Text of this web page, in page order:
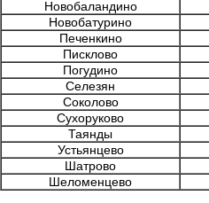
Новобаландино
Новобатурино
Печенкино
Писклово
Погудино
Селезян
Соколово
Сухоруково
Таянды
Устьянцево
Шатрово
Шеломенцево